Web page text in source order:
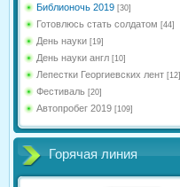
Библионочь 2019 [30]
Готовлюсь стать солдатом [44]
День науки [19]
День науки англ [10]
Лепестки Георгиевских лент [12]
Фестиваль [20]
Автопробег 2019 [109]
Горячая линия